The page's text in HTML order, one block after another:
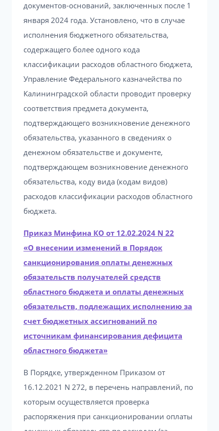
документов-оснований, заключенных после 1
января 2024 года. Установлено, что в случае
исполнения бюджетного обязательства,
содержащего более одного кода
классификации расходов областного бюджета,
Управление Федерального казначейства по
Калининградской области проводит проверку
соответствия предмета документа,
подтверждающего возникновение денежного
обязательства, указанного в сведениях о
денежном обязательстве и документе,
подтверждающем возникновение денежного
обязательства, коду вида (кодам видов)
расходов классификации расходов областного
бюджета.
Приказ Минфина КО от 12.02.2024 N 22
«О внесении изменений в Порядок
санкционирования оплаты денежных
обязательств получателей средств
областного бюджета и оплаты денежных
обязательств, подлежащих исполнению за
счет бюджетных ассигнований по
источникам финансирования дефицита
областного бюджета»
В Порядке, утвержденном Приказом от
16.12.2021 N 272, в перечень направлений, по
которым осуществляется проверка
распоряжения при санкционировании оплаты